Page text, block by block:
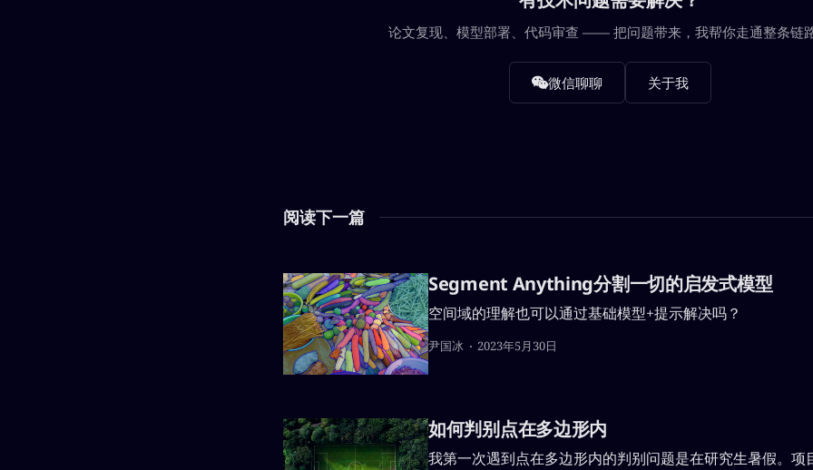
论文复现、模型部署、代码审查 —— 把问题带来，我帮你走通整条链
微信聊聊 关于我
阅读下一篇
Segment Anything分割一切的启发式模型
空间域的理解也可以通过基础模型+提示解决吗？
尹国冰 2023年5月30日
如何判别点在多边形内
我第一次遇到点在多边形内的判别问题是在研究生暑假。项